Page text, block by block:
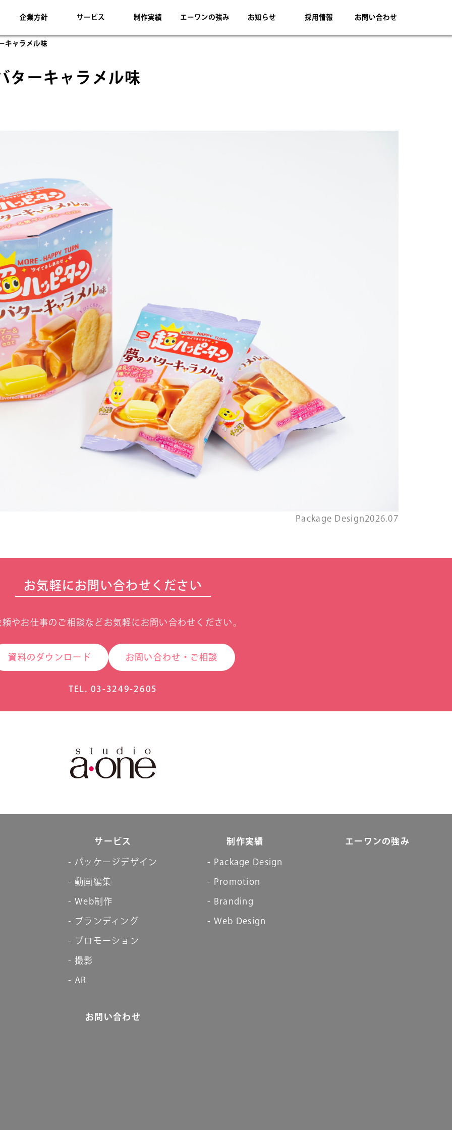
企業方針 サービス 制作実績 エーワンの強み お知らせ 採用情報 お問い合わせ
キャラメル味
ターキャラメル味
Package Design2026.07
お気軽にお問い合わせください
頼やお仕事のご相談などお気軽にお問い合わせください。
資料のダウンロード お問い合わせ・ご相談
TEL. 03-3249-2605
サービス
パッケージデザイン
動画編集
Web制作
ブランディング
プロモーション
撮影
AR
制作実績
Package Design
Promotion
Branding
Web Design
エーワンの強み
お問い合わせ